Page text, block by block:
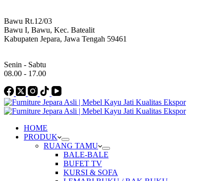
Bawu Rt.12/03
Bawu I, Bawu, Kec. Batealit
Kabupaten Jepara, Jawa Tengah 59461
Senin - Sabtu
08.00 - 17.00
HOME
PRODUK
RUANG TAMU
BALE-BALE
BUFET TV
KURSI & SOFA